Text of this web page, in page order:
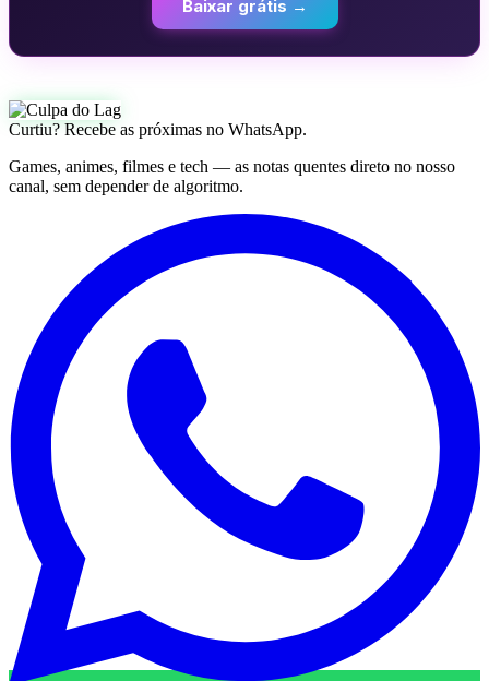
Baixar grátis →
Curtiu? Recebe as próximas no WhatsApp.
Games, animes, filmes e tech — as notas quentes direto no nosso
canal, sem depender de algoritmo.